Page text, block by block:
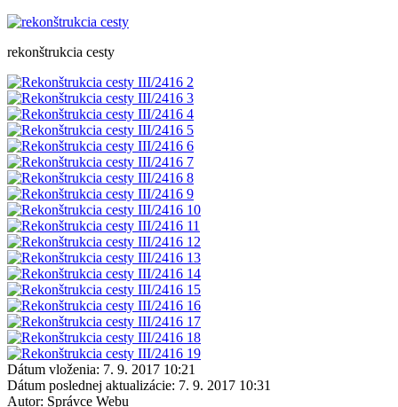
rekonštrukcia cesty
Dátum vloženia: 7. 9. 2017 10:21
Dátum poslednej aktualizácie: 7. 9. 2017 10:31
Autor: Správce Webu